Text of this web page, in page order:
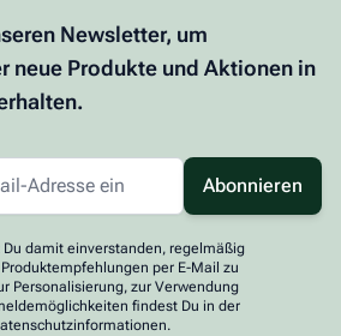
Newsletter, um
neue Produkte und Aktionen in
Abonnieren
damit einverstanden, regelmäßig
per E-Mail zu
Personalisierung, zur Verwendung
findest Du in der